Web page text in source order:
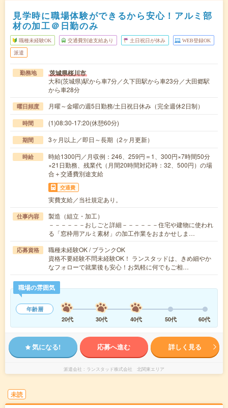
見学時に職場体験ができるから安心！アルミ部
材の加工＠日勤のみ
職種未経験OK 交通費別途支給あり 土日祝日が休み WEB登録OK
派遣
勤務地 茨城県桜川市
大和(茨城県)駅から車7分／久下田駅から車23分／大田郷駅
から車28分
曜日頻度 月曜～金曜の週5日勤務/土日祝日休み（完全週休2日制）
時間 (1)08:30-17:20(休憩60分)
期間 3ヶ月以上／即日～長期（2ヶ月更新）
時給
時給1300円／月収例：246、259円＝1、300円×7時間50分
×21日勤務、残業代（月間20時間対応時：32、500円）の場
合＋交通費別途支給
交通費
実費支給／当社規定あり。
仕事内容
製造（組立・加工）
－－－－－－おしごと詳細－－－－－－住宅や建物に使われ
る「窓枠用アルミ素材」の加工作業をおまかせしま…
応募資格
職種未経験OK / ブランクOK
資格不要経験不問未経験OK！ ランスタッドは、きめ細やか
なフォローで就業後も安心！お気軽に何でもご相…
職場の雰囲気
年齢層
20代
30代 40代 50代 60代
気になる! 応募へ進む 詳しく見る
派遣会社 ランスタッド株式会社 北関東エリア
未読